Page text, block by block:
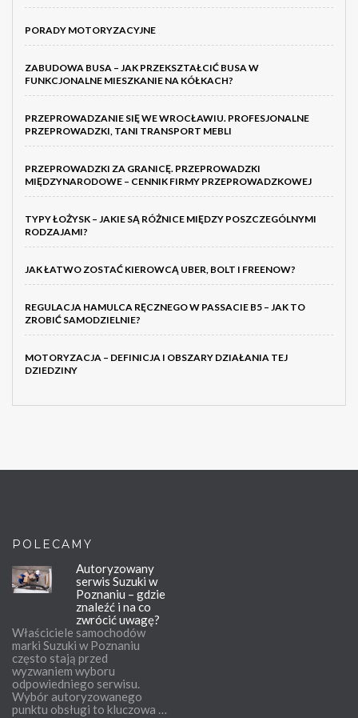
PORADY MOTORYZACYJNE
ZABUDOWA BUSA – JAK PRZEKSZTAŁCIĆ BUSA W
FUNKCJONALNE MIESZKANIE NA KÓŁKACH?
PRZEPROWADZANIE SIĘ WE WROCŁAWIU. PROFESJONALNE
PRZEPROWADZKI, TANI TRANSPORT MEBLI
PRZEPROWADZKI ZA GRANICĘ. PRZEPROWADZKI
MIĘDZYNARODOWE – CENNIK FIRMY PRZEPROWADZKOWEJ
TYPY ŁOŻYSK – JAKIE SĄ RÓŻNICE MIĘDZY POSZCZEGÓLNYMI
RODZAJAMI?
JAK ŁATWO ZOSTAĆ KIEROWCĄ UBER, BOLT I FREENOW?
REGULACJA HAMULCA RĘCZNEGO W PASSACIE B5 – JAK TO
ZROBIĆ SAMODZIELNIE?
MOTORYZACJA – DEFINICJA I OBSZARY DZIAŁANIA TEJ
DZIEDZINY
POLECAMY
Autoryzowany
serwis Suzuki w
Poznaniu – gdzie
znaleźć i na co
zwrócić uwagę?
Właściciele samochodów
marki Suzuki w Poznaniu
często stają przed
wyzwaniem wyboru
odpowiedniego serwisu.
Wybór autoryzowanego
punktu obsługi to kluczowa …